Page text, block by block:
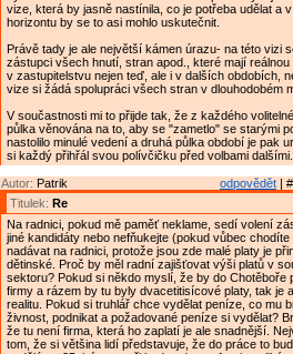
vize, která by jasně nastínila, co je potřeba udělat a
horizontu by se to asi mohlo uskutečnit.
Právě tady je ale největší kámen úrazu- na této vizi
zástupci všech hnutí, stran apod., které mají
v zastupitelstvu nejen teď, ale i v dalších obdobích,
vize si žádá spolupráci všech stran v dlouhodobém
V součastnosti mi to přijde tak, že z každého
půlka věnována na to, aby se "zametlo" se starými
nastolilo minulé vedení a druhá půlka období je pak
si každý přihřál svou polívčičku před volbami
odpovědět |
Autor: Patrik
Titulek: Re
Na radnici, pokud mě paměť neklame, sedí volení
jiné kandidáty nebo nefňukejte (pokud vůbec chodíte
nadávat na radnici, protože jsou zde malé platy je
dětinské. Proč by měl radní zajišťovat výši platů v
sektoru? Pokud si někdo myslí, že by do Chotěboře
firmy a rázem by tu byly dvacetitisícové platy, tak je
realitu. Pokud si truhlář chce vydělat peníze, co mu
živnost, podnikat a požadované peníze si vydělat?
že tu není firma, která ho zaplatí je ale snadnější.
tom, že si většina lidí představuje, že do práce to